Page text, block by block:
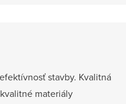
stavby. Kvalitná
materiály